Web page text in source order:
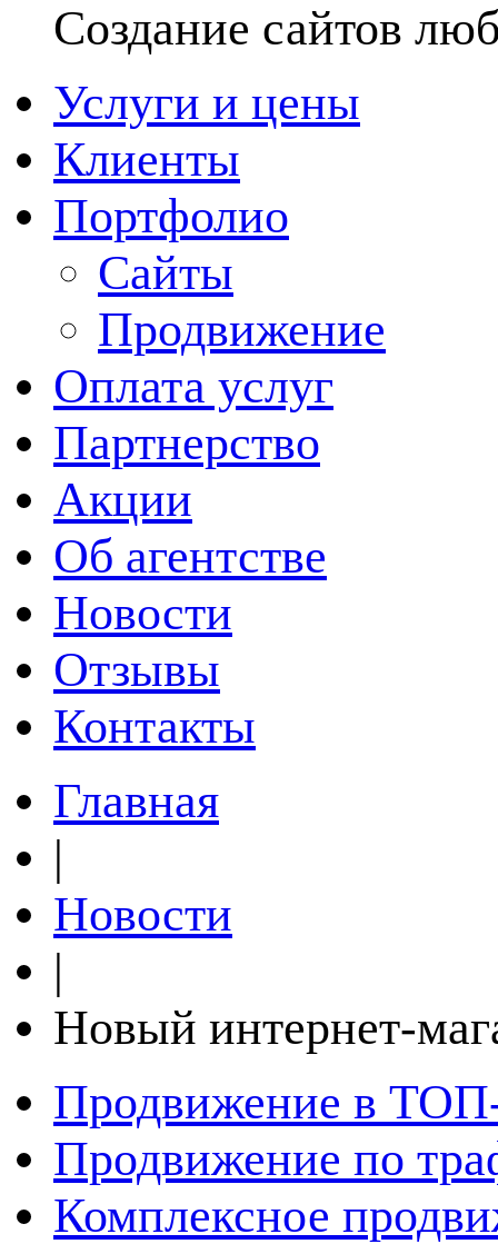
Создание сайтов
Услуги и цены
Клиенты
Портфолио
Сайты
Продвижение
Оплата услуг
Партнерство
Акции
Об агентстве
Новости
Отзывы
Контакты
Главная
|
Новости
|
Новый интернет-
Продвижение в
Продвижение по
Комплексное